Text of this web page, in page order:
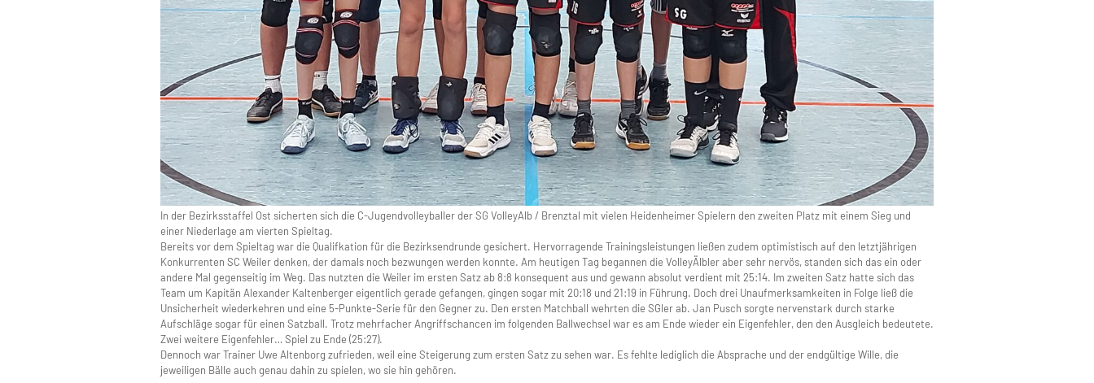
In der Bezirksstaffel Ost sicherten sich die C-Jugendvolleyballer der SG VolleyAlb / Brenztal mit vielen Heidenheimer Spielern den zweiten Platz mit einem Sieg und
einer Niederlage am vierten Spieltag.
Bereits vor dem Spieltag war die Qualifkation für die Bezirksendrunde gesichert. Hervorragende Trainingsleistungen ließen zudem optimistisch auf den letztjährigen
Konkurrenten SC Weiler denken, der damals noch bezwungen werden konnte. Am heutigen Tag begannen die VolleyÄlbler aber sehr nervös, standen sich das ein oder
andere Mal gegenseitig im Weg. Das nutzten die Weiler im ersten Satz ab 8:8 konsequent aus und gewann absolut verdient mit 25:14. Im zweiten Satz hatte sich das
Team um Kapitän Alexander Kaltenberger eigentlich gerade gefangen, gingen sogar mit 20:18 und 21:19 in Führung. Doch drei Unaufmerksamkeiten in Folge ließ die
Unsicherheit wiederkehren und eine 5-Punkte-Serie für den Gegner zu. Den ersten Matchball wehrten die SGler ab. Jan Pusch sorgte nervenstark durch starke
Aufschläge sogar für einen Satzball. Trotz mehrfacher Angriffschancen im folgenden Ballwechsel war es am Ende wieder ein Eigenfehler, den den Ausgleich bedeutete.
Zwei weitere Eigenfehler… Spiel zu Ende (25:27).
Dennoch war Trainer Uwe Altenborg zufrieden, weil eine Steigerung zum ersten Satz zu sehen war. Es fehlte lediglich die Absprache und der endgültige Wille, die
jeweiligen Bälle auch genau dahin zu spielen, wo sie hin gehören.